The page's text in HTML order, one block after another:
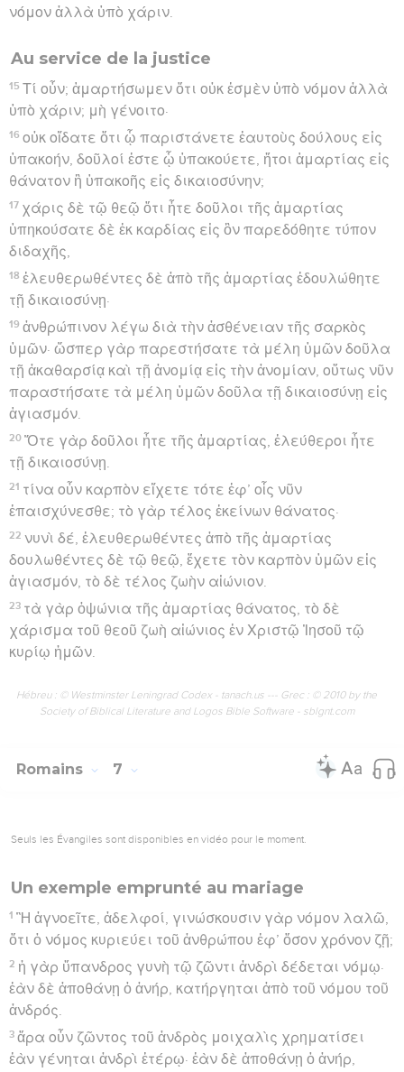
νόμον ἀλλὰ ὑπὸ χάριν.
Au service de la justice
15 Τί οὖν; ἁμαρτήσωμεν ὅτι οὐκ ἐσμὲν ὑπὸ νόμον ἀλλὰ
ὑπὸ χάριν; μὴ γένοιτο·
16 οὐκ οἴδατε ὅτι ᾧ παριστάνετε ἑαυτοὺς δούλους εἰς
ὑπακοήν, δοῦλοί ἐστε ᾧ ὑπακούετε, ἤτοι ἁμαρτίας εἰς
θάνατον ἢ ὑπακοῆς εἰς δικαιοσύνην;
17 χάρις δὲ τῷ θεῷ ὅτι ἦτε δοῦλοι τῆς ἁμαρτίας
ὑπηκούσατε δὲ ἐκ καρδίας εἰς ὃν παρεδόθητε τύπον
διδαχῆς,
18 ἐλευθερωθέντες δὲ ἀπὸ τῆς ἁμαρτίας ἐδουλώθητε
τῇ δικαιοσύνῃ·
19 ἀνθρώπινον λέγω διὰ τὴν ἀσθένειαν τῆς σαρκὸς
ὑμῶν· ὥσπερ γὰρ παρεστήσατε τὰ μέλη ὑμῶν δοῦλα
τῇ ἀκαθαρσίᾳ καὶ τῇ ἀνομίᾳ εἰς τὴν ἀνομίαν, οὕτως νῦν
παραστήσατε τὰ μέλη ὑμῶν δοῦλα τῇ δικαιοσύνῃ εἰς
ἁγιασμόν.
20 Ὅτε γὰρ δοῦλοι ἦτε τῆς ἁμαρτίας, ἐλεύθεροι ἦτε
τῇ δικαιοσύνῃ.
21 τίνα οὖν καρπὸν εἴχετε τότε ἐφ’ οἷς νῦν
ἐπαισχύνεσθε; τὸ γὰρ τέλος ἐκείνων θάνατος·
22 νυνὶ δέ, ἐλευθερωθέντες ἀπὸ τῆς ἁμαρτίας
δουλωθέντες δὲ τῷ θεῷ, ἔχετε τὸν καρπὸν ὑμῶν εἰς
ἁγιασμόν, τὸ δὲ τέλος ζωὴν αἰώνιον.
23 τὰ γὰρ ὀψώνια τῆς ἁμαρτίας θάνατος, τὸ δὲ
χάρισμα τοῦ θεοῦ ζωὴ αἰώνιος ἐν Χριστῷ Ἰησοῦ τῷ
κυρίῳ ἡμῶν.
Hébreu : © Westminster Leningrad Codex - tanach.us --- Grec : © 2010 by the
Society of Biblical Literature and Logos Bible Software - sblgnt.com
Romains 7
Seuls les Évangiles sont disponibles en vidéo pour le moment.
Un exemple emprunté au mariage
1 Ἢ ἀγνοεῖτε, ἀδελφοί, γινώσκουσιν γὰρ νόμον λαλῶ,
ὅτι ὁ νόμος κυριεύει τοῦ ἀνθρώπου ἐφ’ ὅσον χρόνον ζῇ;
2 ἡ γὰρ ὕπανδρος γυνὴ τῷ ζῶντι ἀνδρὶ δέδεται νόμῳ·
ἐὰν δὲ ἀποθάνῃ ὁ ἀνήρ, κατήργηται ἀπὸ τοῦ νόμου τοῦ
ἀνδρός.
3 ἄρα οὖν ζῶντος τοῦ ἀνδρὸς μοιχαλὶς χρηματίσει
ἐὰν γένηται ἀνδρὶ ἑτέρῳ· ἐὰν δὲ ἀποθάνῃ ὁ ἀνήρ,